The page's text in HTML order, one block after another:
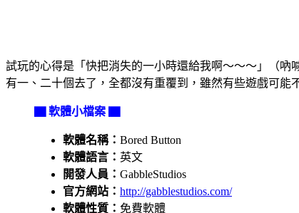
試玩的心得是「快把消失的一小時還給我啊～～～」（
有一、二十個去了，全都沒有重覆到，雖然有些遊戲可
▇ 軟體小檔案 ▇
軟體名稱： Bored Button
軟體語言： 英文
開發人員： GabbleStudios
官方網站： http://gabblestudios.com/
軟體性質： 免費軟體